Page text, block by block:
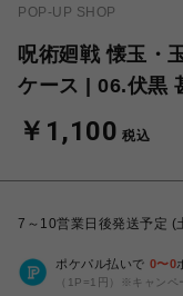
POP-UP SHOP
呪術廻戦 懐玉・
ケース | 06.伏黒
￥1,100 税込
7～10営業日後発送予定 (
ポケパル払いで 0〜0
（1P=1円）※キャンペ